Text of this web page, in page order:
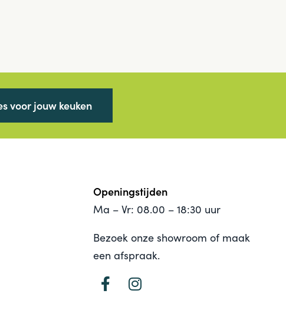
voor jouw keuken
Openingstijden
Ma – Vr: 08.00 – 18:30 uur
Bezoek onze showroom of maak
een afspraak.